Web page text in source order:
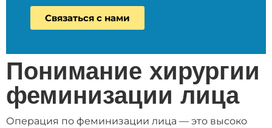
Связаться с нами
Понимание хирургии
феминизации лица
Операция по феминизации лица — это высоко